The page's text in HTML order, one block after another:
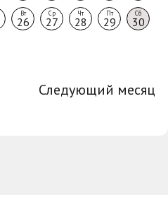
Вт
26
Ср
27
Чт
28
Пт
29
Сб
30
Следующий месяц